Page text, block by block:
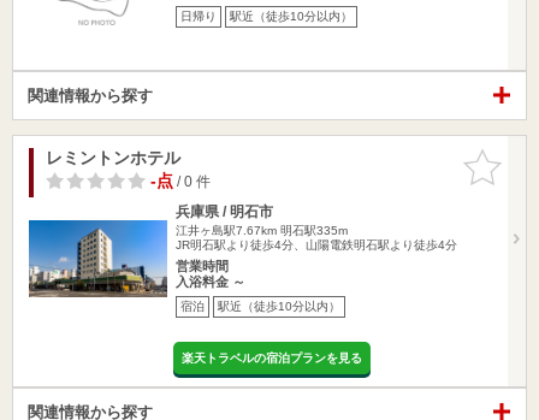
日帰り 駅近（徒歩10分以内）
関連情報から探す
お気に入
りに追加
レミントンホテル
-点/ 0 件
兵庫県 / 明石市
江井ヶ島駅7.67km 明石駅335m
JR明石駅より徒歩4分、山陽電鉄明石駅より徒歩4分
営業時間
入浴料金 ～
宿泊 駅近（徒歩10分以内）
楽天トラベルの宿泊プランを見る
関連情報から探す